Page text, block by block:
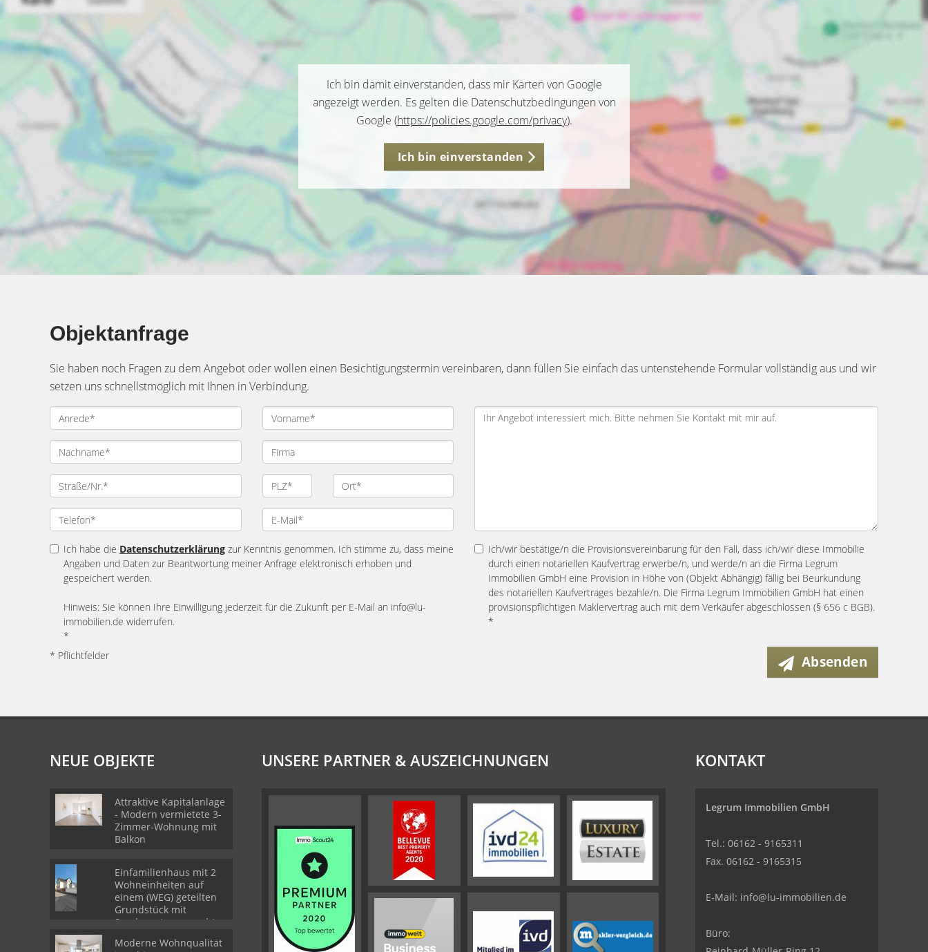
Ich bin damit einverstanden, dass mir Karten von Google
angezeigt werden. Es gelten die Datenschutzbedingungen von
Google (https://policies.google.com/privacy).
Ich bin einverstanden
Objektanfrage
Sie haben noch Fragen zu dem Angebot oder wollen einen Besichtigungstermin vereinbaren, dann füllen Sie einfach das untenstehende Formular vollständig aus und wir
setzen uns schnellstmöglich mit Ihnen in Verbindung.
Ich habe die Datenschutzerklärung zur Kenntnis genommen. Ich stimme zu, dass meine
Angaben und Daten zur Beantwortung meiner Anfrage elektronisch erhoben und
gespeichert werden.
Hinweis: Sie können Ihre Einwilligung jederzeit für die Zukunft per E-Mail an info@lu-
immobilien.de widerrufen.
*
Ich/wir bestätige/n die Provisionsvereinbarung für den Fall, dass ich/wir diese Immobilie
durch einen notariellen Kaufvertrag erwerbe/n, und werde/n an die Firma Legrum
Immobilien GmbH eine Provision in Höhe von (Objekt Abhängig) fällig bei Beurkundung
des notariellen Kaufvertrages bezahle/n. Die Firma Legrum Immobilien GmbH hat einen
provisionspflichtigen Maklervertrag auch mit dem Verkäufer abgeschlossen (§ 656 c BGB).
*
* Pflichtfelder Absenden
NEUE OBJEKTE
Attraktive Kapitalanlage
- Modern vermietete 3-
Zimmer-Wohnung mit
Balkon
Einfamilienhaus mit 2
Wohneinheiten auf
einem (WEG) geteilten
Grundstück mit
Sondernutzungsrechten
Moderne Wohnqualität
UNSERE PARTNER & AUSZEICHNUNGEN KONTAKT
Legrum Immobilien GmbH
Tel.: 06162 - 9165311
Fax. 06162 - 9165315
E-Mail: info@lu-immobilien.de
Büro: